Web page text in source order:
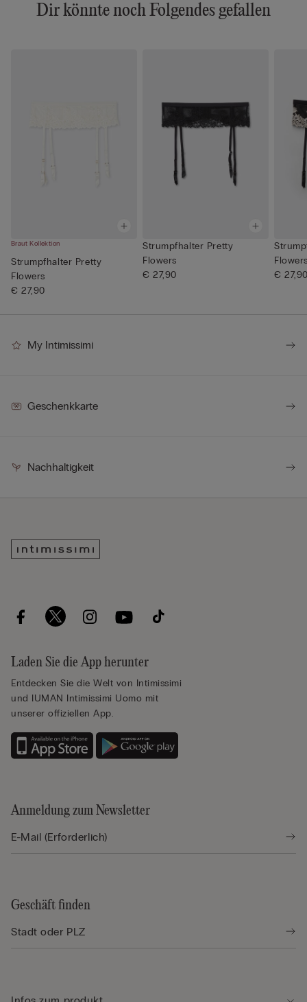
Dir könnte noch Folgendes gefallen
Braut Kollektion
Strumpfhalter Pretty
Flowers
€ 27,90
Strumpfhalter Pretty
Flowers
€ 27,90
€
My Intimissimi
Geschenkkarte
Nachhaltigkeit
Laden Sie die App herunter
Entdecken Sie die Welt von Intimissimi
und IUMAN Intimissimi Uomo mit
unserer offiziellen App.
Anmeldung zum Newsletter
Geschäft finden